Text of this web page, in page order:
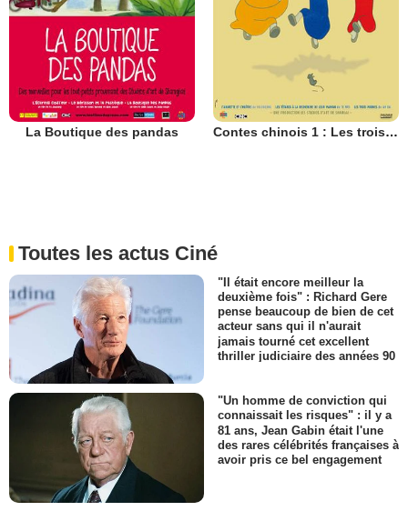
La Boutique des pandas Contes chinois 1 : Les trois moines et autres histoires
Toutes les actus Ciné
"Il était encore meilleur la
deuxième fois" : Richard Gere
pense beaucoup de bien de cet
acteur sans qui il n'aurait
jamais tourné cet excellent
thriller judiciaire des années 90
"Un homme de conviction qui
connaissait les risques" : il y a
81 ans, Jean Gabin était l'une
des rares célébrités françaises à
avoir pris ce bel engagement